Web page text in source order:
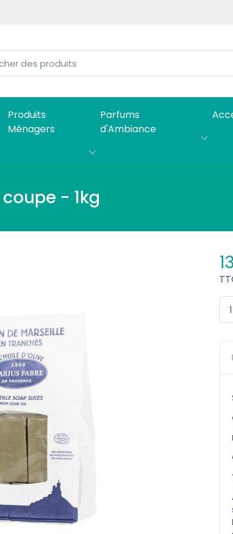
Produits
Ménagers
Parfums
d'Ambiance
- 1kg